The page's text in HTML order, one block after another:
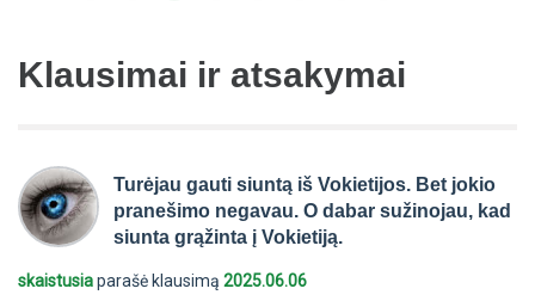
Klausimai ir atsakymai
Turėjau gauti siuntą iš Vokietijos. Bet jokio
pranešimo negavau. O dabar sužinojau, kad
siunta grąžinta į Vokietiją.
skaistusiaparašė klausimą 2025.06.06